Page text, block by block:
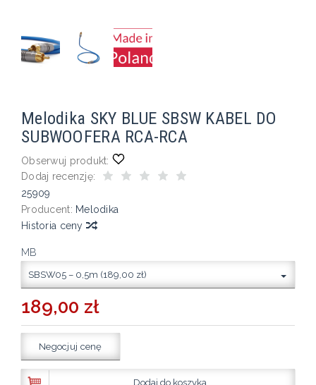
Melodika SKY BLUE SBSW KABEL DO
SUBWOOFERA RCA-RCA
Obserwuj produkt:
Dodaj recenzję:
25909
Producent: Melodika
Historia ceny
MB
SBSW05 – 0,5m (189,00 zł)
189,00 zł
Negocjuj cenę
Dodaj do koszyka